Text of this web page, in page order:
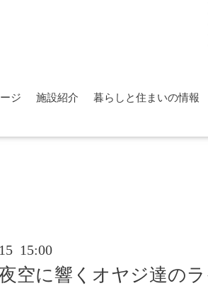
ジ 施設紹介 暮らしと住まいの情報
15 15:00
空に響くオヤジ達の